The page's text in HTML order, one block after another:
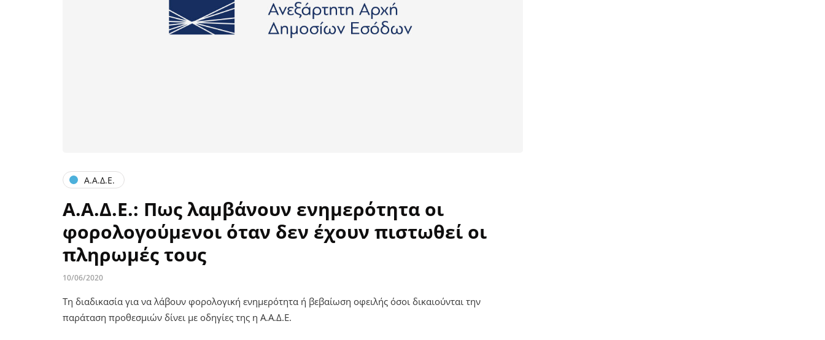
Α.Α.Δ.Ε.
Α.Α.Δ.Ε.: Πως λαμβάνουν ενημερότητα οι
φορολογούμενοι όταν δεν έχουν πιστωθεί οι
πληρωμές τους
10/06/2020
Τη διαδικασία για να λάβουν φορολογική ενημερότητα ή βεβαίωση οφειλής όσοι δικαιούνται την
παράταση προθεσμιών δίνει με οδηγίες της η Α.Α.Δ.Ε.